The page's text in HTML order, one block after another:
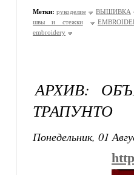
Метки: рукоделие
ВЫШИВКА
швы и стежки
embroidery
АРХИВ:
ТРАПУНТО
Понедельник, 01